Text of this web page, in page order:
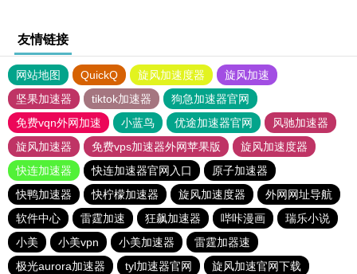
友情链接
网站地图 QuickQ 旋风加速度器
旋风加速
坚果加速器
tiktok加速器
狗急加速器官网
免费vqn外网加速
小蓝鸟 优途加速器官网
风驰加速器
旋风加速器
免费vps加速器外网苹果版
旋风加速度器
快连加速器
快连加速器官网入口
原子加速器
快鸭加速器
快柠檬加速器 旋风加速度器
外网网址导航
软件中心
雷霆加速 狂飙加速器 哔咔漫画
瑞乐小说
小美
小美vpn 小美加速器
雷霆加器速
极光aurora加速器
tyl加速器官网
旋风加速官网下载